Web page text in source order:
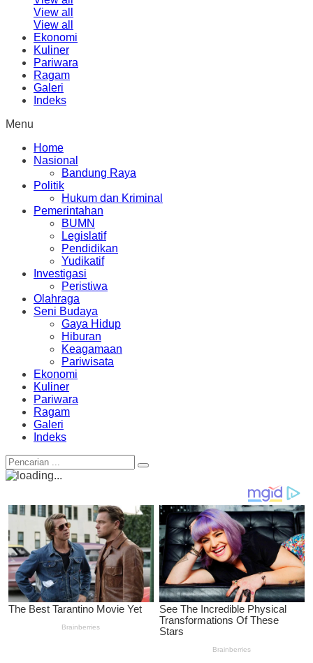
View all
View all
Ekonomi
Kuliner
Pariwara
Ragam
Galeri
Indeks
Menu
Home
Nasional
Bandung Raya
Politik
Hukum dan Kriminal
Pemerintahan
BUMN
Legislatif
Pendidikan
Yudikatif
Investigasi
Peristiwa
Olahraga
Seni Budaya
Gaya Hidup
Hiburan
Keagamaan
Pariwisata
Ekonomi
Kuliner
Pariwara
Ragam
Galeri
Indeks